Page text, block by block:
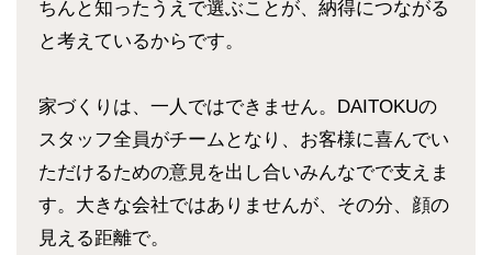
ちんと知ったうえで選ぶことが、納得につながる
と考えているからです。
家づくりは、一人ではできません。DAITOKUの
スタッフ全員がチームとなり、お客様に喜んでい
ただけるための意見を出し合いみんなでで支えま
す。大きな会社ではありませんが、その分、顔の
見える距離で。